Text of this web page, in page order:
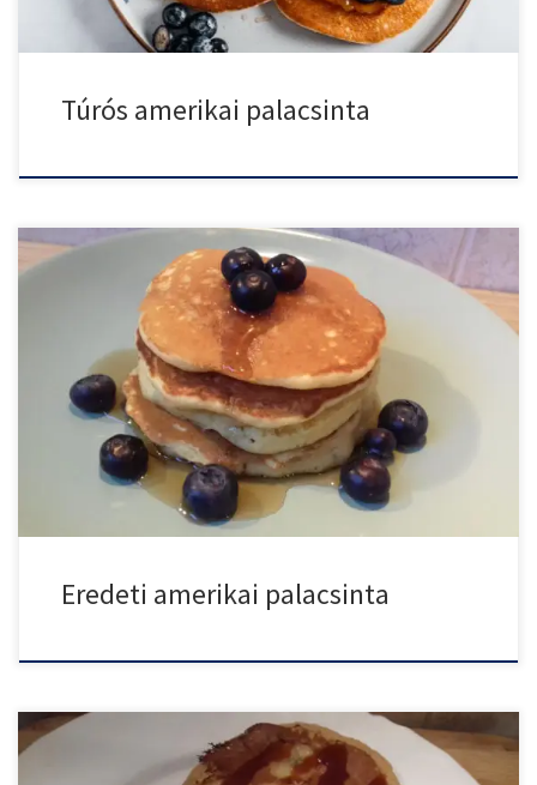
Túrós amerikai palacsinta
Hogyan készül az eredeti amerikai palacsinta? Amerikában így
készítik. Ismerd […]
Eredeti amerikai palacsinta